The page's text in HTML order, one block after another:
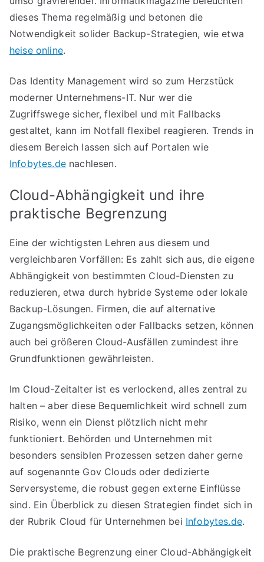
dieses Thema regelmäßig und betonen die
Notwendigkeit solider Backup-Strategien, wie etwa
heise online.
Das Identity Management wird so zum Herzstück
moderner Unternehmens-IT. Nur wer die
Zugriffswege sicher, flexibel und mit Fallbacks
gestaltet, kann im Notfall flexibel reagieren. Trends in
diesem Bereich lassen sich auf Portalen wie
Infobytes.denachlesen.
Cloud-Abhängigkeit und ihre
praktische Begrenzung
Eine der wichtigsten Lehren aus diesem und
vergleichbaren Vorfällen: Es zahlt sich aus, die eigene
Abhängigkeit von bestimmten Cloud-Diensten zu
reduzieren, etwa durch hybride Systeme oder lokale
Backup-Lösungen. Firmen, die auf alternative
Zugangsmöglichkeiten oder Fallbacks setzen, können
auch bei größeren Cloud-Ausfällen zumindest ihre
Grundfunktionen gewährleisten.
Im Cloud-Zeitalter ist es verlockend, alles zentral zu
halten – aber diese Bequemlichkeit wird schnell zum
Risiko, wenn ein Dienst plötzlich nicht mehr
funktioniert. Behörden und Unternehmen mit
besonders sensiblen Prozessen setzen daher gerne
auf sogenannte Gov Clouds oder dedizierte
Serversysteme, die robust gegen externe Einflüsse
sind. Ein Überblick zu diesen Strategien findet sich in
der Rubrik Cloud für Unternehmen bei Infobytes.de.
Die praktische Begrenzung einer Cloud-Abhängigkeit